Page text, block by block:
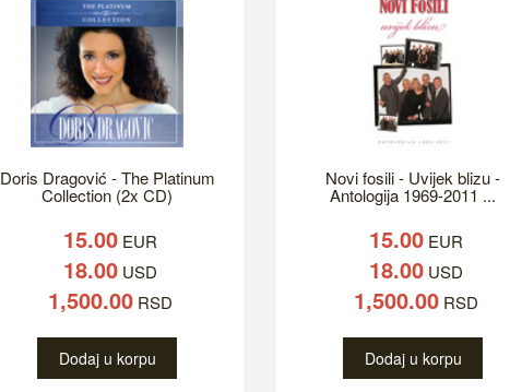
Doris Dragović - The Platinum
Collection (2x CD)
15.00EUR
18.00USD
1,500.00RSD
Dodaj u korpu
Novi fosili - Uvijek blizu -
Antologija 1969-2011 ...
15.00EUR
18.00USD
1,500.00RSD
Dodaj u korpu